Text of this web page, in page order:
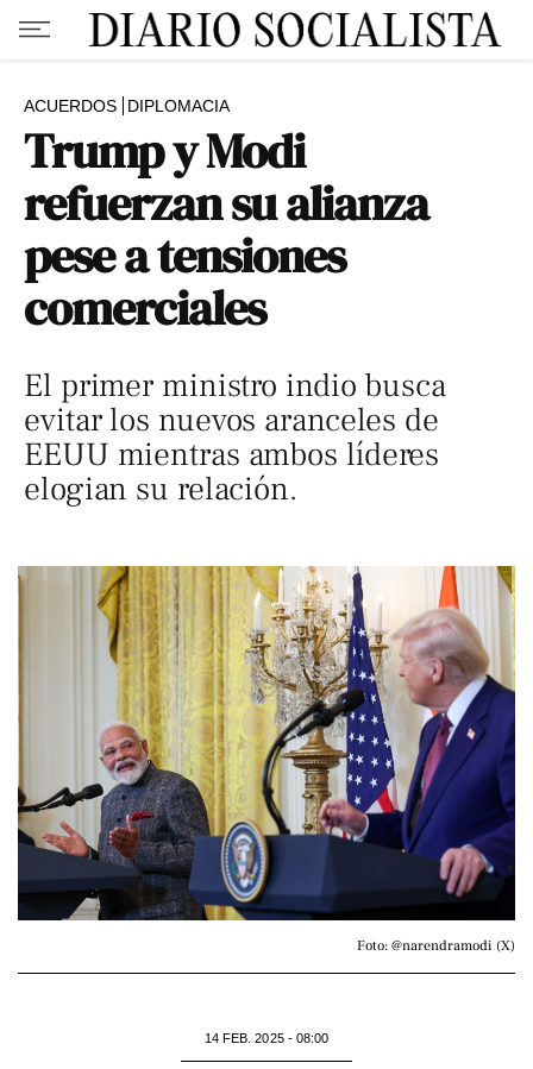
ACUERDOS DIPLOMACIA
Trump y Modi
refuerzan su alianza
pese a tensiones
comerciales
El primer ministro indio busca
evitar los nuevos aranceles de
EEUU mientras ambos líderes
elogian su relación.
Foto: @narendramodi (X)
14 FEB. 2025 - 08:00